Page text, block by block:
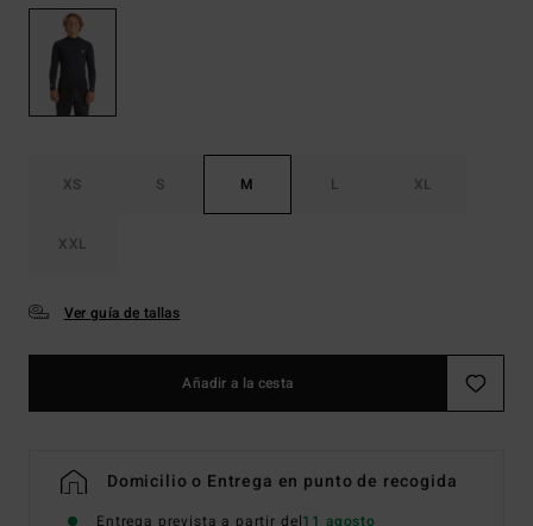
XS S M L XL
XXL
Ver guía de tallas
Añadir a la cesta
Domicilio o Entrega en punto de recogida